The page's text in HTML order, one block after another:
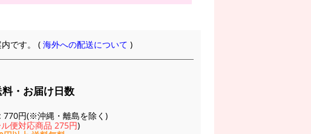
です。 (海外への配送について )
・お届け日数
770円(※沖縄・離島を除く)
ル便対応商品 275円)